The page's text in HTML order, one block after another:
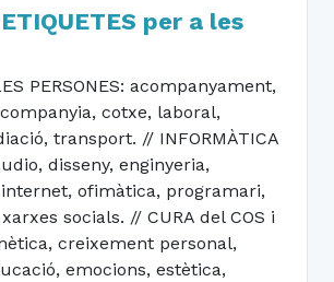
per a les
PERSONES: acompanyament,
cotxe, laboral,
transport. // INFORMÀTICA
disseny, enginyeria,
ofimàtica, programari,
socials. // CURA del COS i
creixement personal,
emocions, estètica,